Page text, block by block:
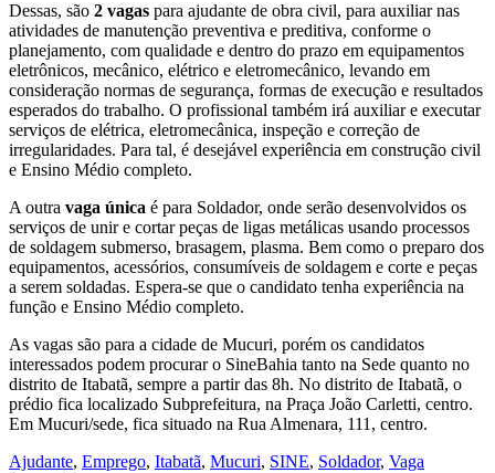
Dessas, são 2 vagas para ajudante de obra civil, para auxiliar nas
atividades de manutenção preventiva e preditiva, conforme o
planejamento, com qualidade e dentro do prazo em equipamentos
eletrônicos, mecânico, elétrico e eletromecânico, levando em
consideração normas de segurança, formas de execução e resultados
esperados do trabalho. O profissional também irá auxiliar e executar
serviços de elétrica, eletromecânica, inspeção e correção de
irregularidades. Para tal, é desejável experiência em construção civil
e Ensino Médio completo.
A outra vaga única é para Soldador, onde serão desenvolvidos os
serviços de unir e cortar peças de ligas metálicas usando processos
de soldagem submerso, brasagem, plasma. Bem como o preparo dos
equipamentos, acessórios, consumíveis de soldagem e corte e peças
a serem soldadas. Espera-se que o candidato tenha experiência na
função e Ensino Médio completo.
As vagas são para a cidade de Mucuri, porém os candidatos
interessados podem procurar o SineBahia tanto na Sede quanto no
distrito de Itabatã, sempre a partir das 8h. No distrito de Itabatã, o
prédio fica localizado Subprefeitura, na Praça João Carletti, centro.
Em Mucuri/sede, fica situado na Rua Almenara, 111, centro.
Ajudante, Emprego, Itabatã, Mucuri, SINE, Soldador, Vaga